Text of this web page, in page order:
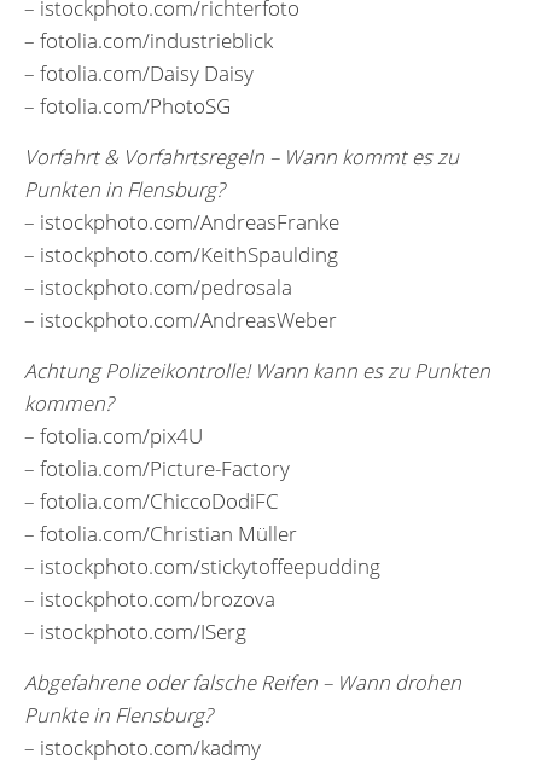
– istockphoto.com/richterfoto
– fotolia.com/industrieblick
– fotolia.com/Daisy Daisy
– fotolia.com/PhotoSG
Vorfahrt & Vorfahrtsregeln – Wann kommt es zu
Punkten in Flensburg?
– istockphoto.com/AndreasFranke
– istockphoto.com/KeithSpaulding
– istockphoto.com/pedrosala
– istockphoto.com/AndreasWeber
Achtung Polizeikontrolle! Wann kann es zu Punkten
kommen?
– fotolia.com/pix4U
– fotolia.com/Picture-Factory
– fotolia.com/ChiccoDodiFC
– fotolia.com/Christian Müller
– istockphoto.com/stickytoffeepudding
– istockphoto.com/brozova
– istockphoto.com/ISerg
Abgefahrene oder falsche Reifen – Wann drohen
Punkte in Flensburg?
– istockphoto.com/kadmy